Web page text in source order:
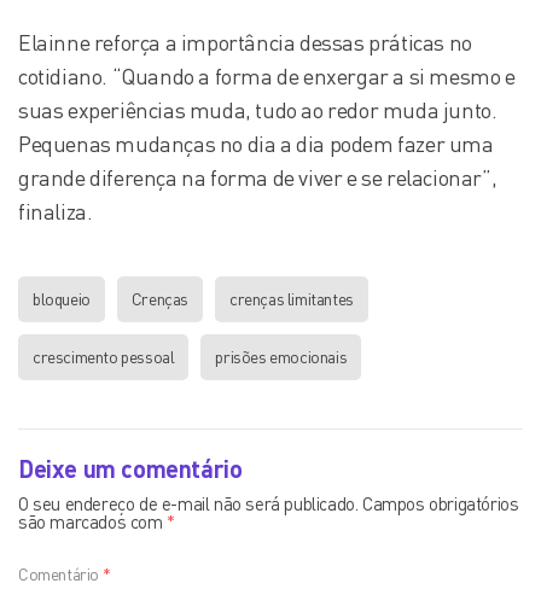
Elainne reforça a importância dessas práticas no
cotidiano. “Quando a forma de enxergar a si mesmo e
suas experiências muda, tudo ao redor muda junto.
Pequenas mudanças no dia a dia podem fazer uma
grande diferença na forma de viver e se relacionar”,
finaliza.
bloqueio Crenças crenças limitantes
crescimento pessoal prisões emocionais
Deixe um comentário
O seu endereço de e-mail não será publicado. Campos obrigatórios
são marcados com *
Comentário *